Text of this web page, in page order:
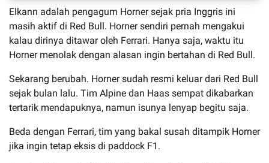
Elkann adalah pengagum Horner sejak pria Inggris ini
masih aktif di Red Bull. Horner sendiri pernah mengakui
kalau dirinya ditawar oleh Ferrari. Hanya saja, waktu itu
Horner menolak dengan alasan ingin bertahan di Red Bull.
Sekarang berubah. Horner sudah resmi keluar dari Red Bull
sejak bulan lalu. Tim Alpine dan Haas sempat dikabarkan
tertarik mendapuknya, namun isunya lenyap begitu saja.
Beda dengan Ferrari, tim yang bakal susah ditampik Horner
jika ingin tetap eksis di paddock F1.